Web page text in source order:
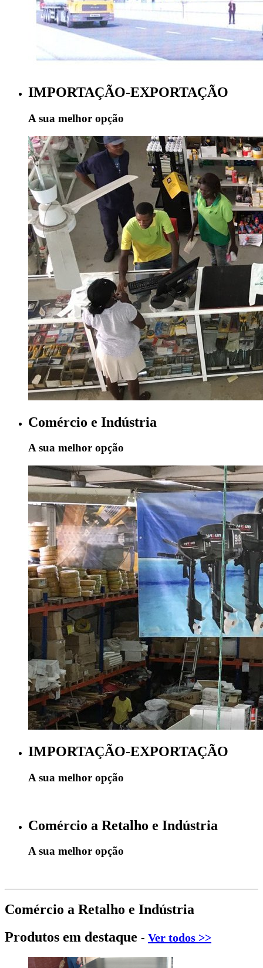
IMPORTAÇÃO-EXPORTAÇÃO
A sua melhor opção
Comércio e Indústria
A sua melhor opção
IMPORTAÇÃO-EXPORTAÇÃO
A sua melhor opção
Comércio a Retalho e Indústria
A sua melhor opção
Comércio a Retalho e Indústria
Produtos em destaque - Ver todos >>